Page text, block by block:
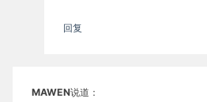
回复
MAWEN说道：